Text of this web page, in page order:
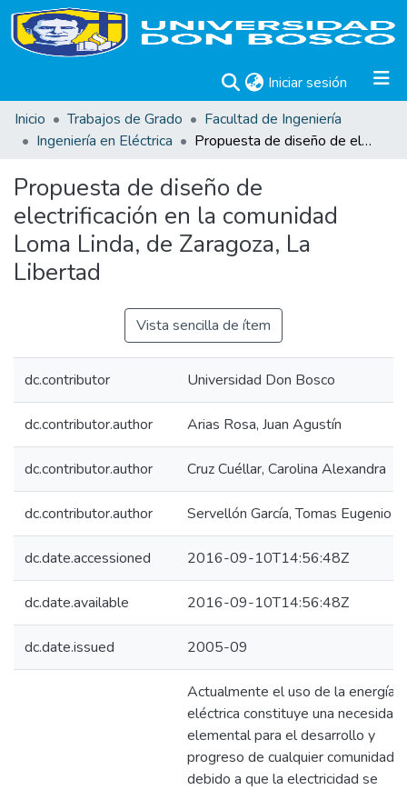
Iniciar sesión (current)
Inicio
Trabajos de Grado
Facultad de Ingeniería
Ingeniería en Eléctrica
Propuesta de diseño de electrificación en la comunidad Loma Linda, de Zaragoza, La Libertad
Propuesta de diseño de
electrificación en la comunidad
Loma Linda, de Zaragoza, La
Libertad
Vista sencilla de ítem
dc.contributor Universidad Don Bosco
dc.contributor.author Arias Rosa, Juan Agustín
dc.contributor.author Cruz Cuéllar, Carolina Alexandra
dc.contributor.author Servellón García, Tomas Eugenio
dc.date.accessioned 2016-09-10T14:56:48Z
dc.date.available 2016-09-10T14:56:48Z
dc.date.issued 2005-09
Actualmente el uso de la energía
eléctrica constituye una necesidad
elemental para el desarrollo y
progreso de cualquier comunidad
debido a que la electricidad se